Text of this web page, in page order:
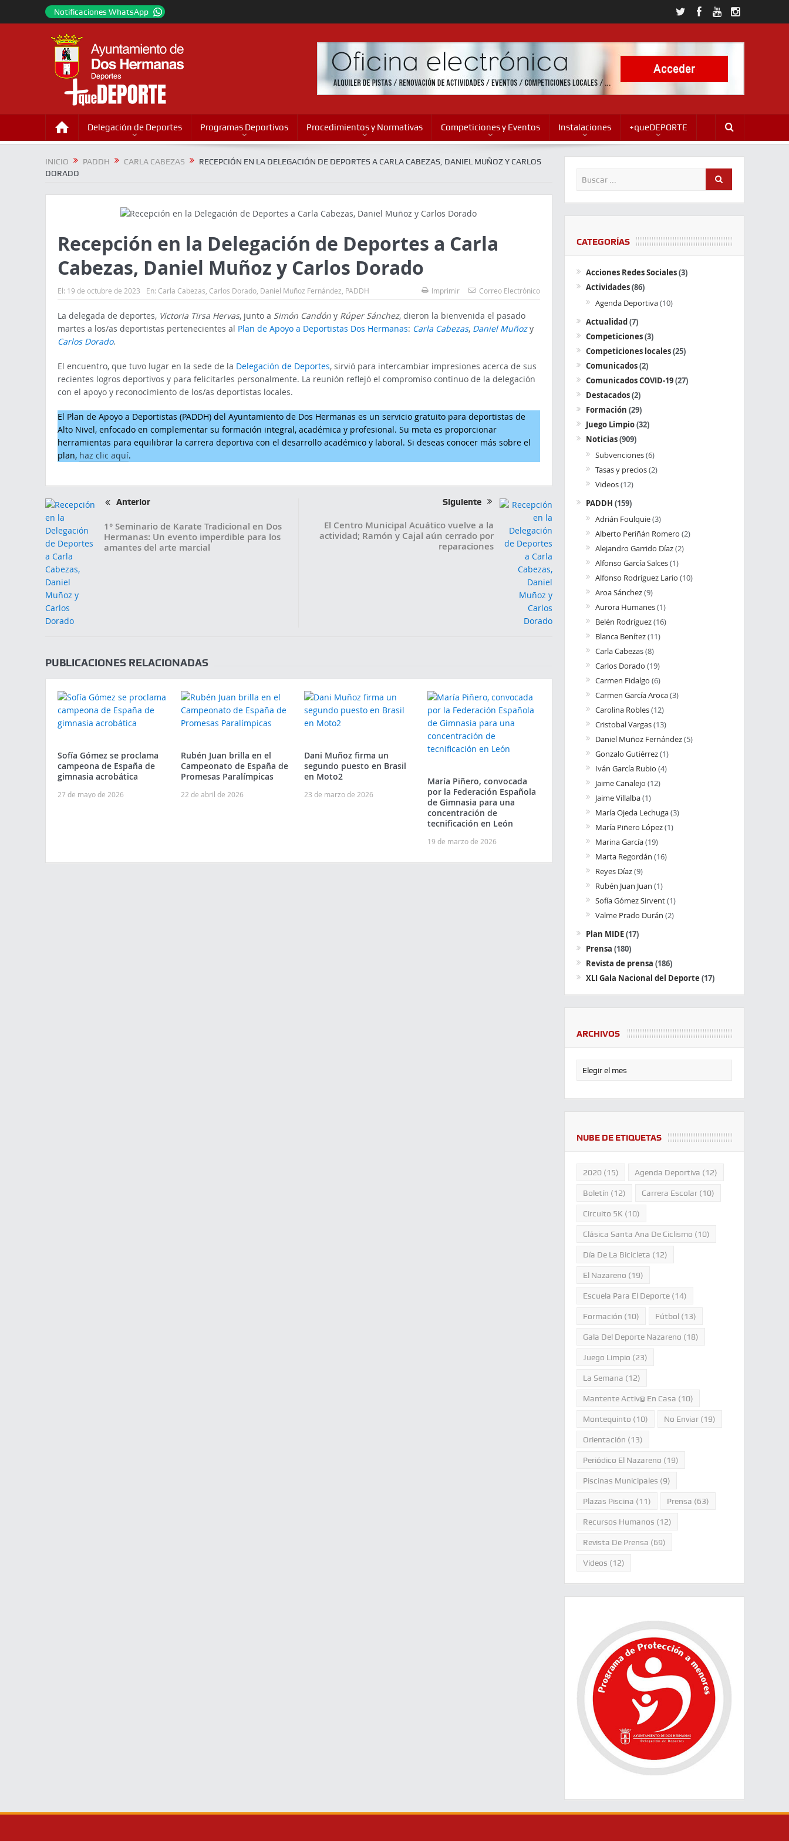
Notificaciones WhatsApp
Delegación de Deportes Programas Deportivos Procedimientos y Normativas Competiciones y Eventos Instalaciones +queDEPORTE
INICIO PADDH CARLA CABEZAS
RECEPCIÓN EN LA DELEGACIÓN DE DEPORTES A CARLA CABEZAS, DANIEL MUÑOZ Y CARLOS
DORADO
Recepción en la Delegación de Deportes a Carla
Cabezas, Daniel Muñoz y Carlos Dorado
El: 19 de octubre de 2023 En: Carla Cabezas, Carlos Dorado, Daniel Muñoz Fernández, PADDH Imprimir Correo Electrónico
La delegada de deportes, Victoria Tirsa Hervas, junto a Simón Candóny Rúper Sánchez, dieron la bienvenida el pasado
martes a los/as deportistas pertenecientes al Plan de Apoyo a Deportistas Dos Hermanas: Carla Cabezas, Daniel Muñozy
Carlos Dorado.
El encuentro, que tuvo lugar en la sede de la Delegación de Deportes, sirvió para intercambiar impresiones acerca de sus
recientes logros deportivos y para felicitarles personalmente. La reunión reflejó el compromiso continuo de la delegación
con el apoyo y reconocimiento de los/as deportistas locales.
El Plan de Apoyo a Deportistas (PADDH) del Ayuntamiento de Dos Hermanas es un servicio gratuito para deportistas de
Alto Nivel, enfocado en complementar su formación integral, académica y profesional. Su meta es proporcionar
herramientas para equilibrar la carrera deportiva con el desarrollo académico y laboral. Si deseas conocer más sobre el
plan, haz clic aquí.
Anterior
1° Seminario de Karate Tradicional en Dos
Hermanas: Un evento imperdible para los
amantes del arte marcial
Siguiente
El Centro Municipal Acuático vuelve a la
actividad; Ramón y Cajal aún cerrado por
reparaciones
PUBLICACIONES RELACIONADAS
Sofía Gómez se proclama
campeona de España de
gimnasia acrobática
27 de mayo de 2026
Rubén Juan brilla en el
Campeonato de España de
Promesas Paralímpicas
22 de abril de 2026
Dani Muñoz firma un
segundo puesto en Brasil
en Moto2
23 de marzo de 2026
María Piñero, convocada
por la Federación Española
de Gimnasia para una
concentración de
tecnificación en León
19 de marzo de 2026
CATEGORÍAS
Acciones Redes Sociales(3)
Actividades(86)
Agenda Deportiva(10)
Actualidad(7)
Competiciones(3)
Competiciones locales(25)
Comunicados(2)
Comunicados COVID-19(27)
Destacados(2)
Formación (29)
Juego Limpio(32)
Noticias(909)
Subvenciones(6)
Tasas y precios(2)
Videos(12)
PADDH (159)
Adrián Foulquie(3)
Alberto Periñán Romero (2)
Alejandro Garrido Díaz(2)
Alfonso García Salces(1)
Alfonso Rodríguez Lario (10)
Aroa Sánchez(9)
Aurora Humanes(1)
Belén Rodríguez(16)
Blanca Benítez(11)
Carla Cabezas(8)
Carlos Dorado (19)
Carmen Fidalgo (6)
Carmen García Aroca(3)
Carolina Robles(12)
Cristobal Vargas(13)
Daniel Muñoz Fernández(5)
Gonzalo Gutiérrez(1)
Iván García Rubio (4)
Jaime Canalejo (12)
Jaime Villalba(1)
María Ojeda Lechuga(3)
María Piñero López(1)
Marina García(19)
Marta Regordán (16)
Reyes Díaz(9)
Rubén Juan Juan (1)
Sofía Gómez Sirvent(1)
Valme Prado Durán (2)
Plan MIDE(17)
Prensa (180)
Revista de prensa (186)
XLI Gala Nacional del Deporte (17)
ARCHIVOS
NUBE DE ETIQUETAS
2020(15) Agenda Deportiva (12)
Boletín (12) Carrera Escolar(10)
Circuito 5K (10)
Clásica Santa Ana De Ciclismo (10)
Día De La Bicicleta (12)
El Nazareno (19)
Escuela Para El Deporte(14)
Formación (10) Fútbol(13)
Gala Del Deporte Nazareno (18)
Juego Limpio (23)
La Semana (12)
Mantente Activ@ En Casa (10)
Montequinto (10) No Enviar(19)
Orientación (13)
Periódico El Nazareno (19)
Piscinas Municipales (9)
Plazas Piscina (11) Prensa (63)
Recursos Humanos (12)
Revista De Prensa (69)
Videos (12)